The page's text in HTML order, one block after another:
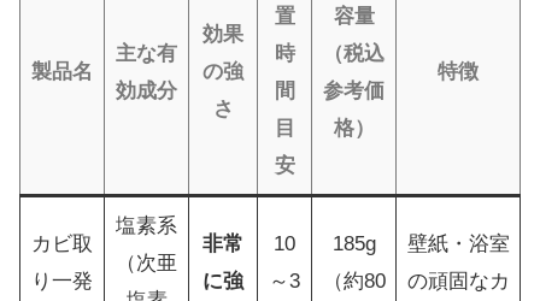
製品名
主な有
効成分
効果
の強
さ
置
時
間
目
安
容量
（税込
参考価
格）
特徴
カビ取
り一発
塩素系
（次亜
非常
に強
10
～3
185g
（約80
壁紙・浴室
の頑固なカ